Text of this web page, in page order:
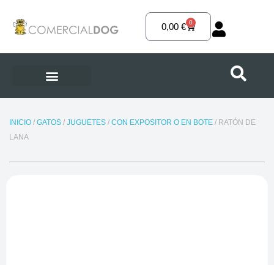
contenido
0,00€ 0
Carrito
INICIO/ GATOS/ JUGUETES/ CON EXPOSITOR O EN BOTE/ RATÓN DE
LANA